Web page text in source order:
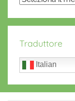
Traduttore
Italian